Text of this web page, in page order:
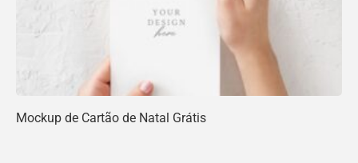
Mockup de Cartão de Natal Grátis